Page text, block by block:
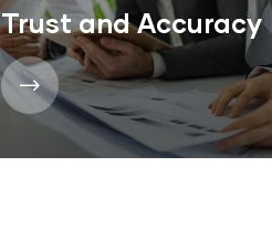
Trust and Accuracy